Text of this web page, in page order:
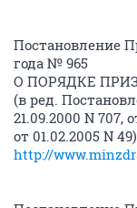
Постановление
года № 965
О ПОРЯДКЕ
(в ред.
21.09.2000 N 707,
от 01.02.2005 N 49)
http://